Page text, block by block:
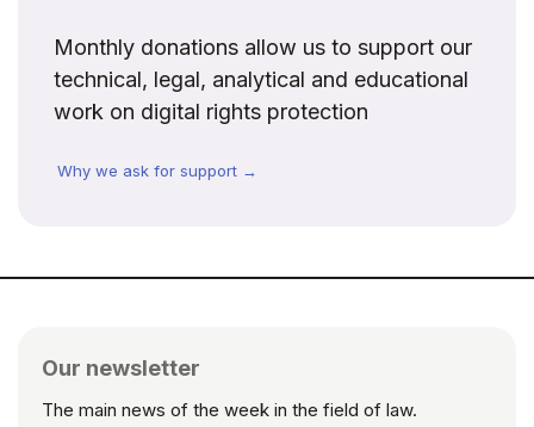
Monthly donations allow us to support our
technical, legal, analytical and educational
work on digital rights protection
Why we ask for support →
Our newsletter
The main news of the week in the field of law.